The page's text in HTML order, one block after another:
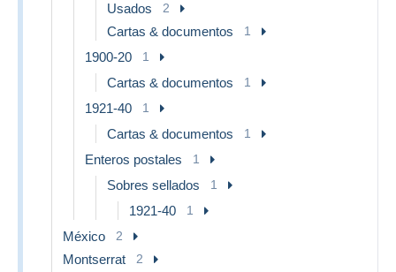
Usados 2
Cartas & documentos 1
1900-20 1
Cartas & documentos 1
1921-40 1
Cartas & documentos 1
Enteros postales 1
Sobres sellados 1
1921-40 1
México 2
Montserrat 2